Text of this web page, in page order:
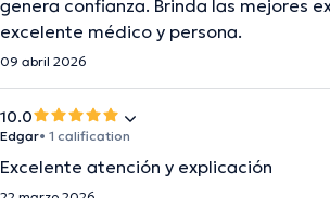
genera confianza. Brinda las mejores
excelente médico y persona.
09 abril 2026
10.0
Edgar• 1 calification
Excelente atención y explicación